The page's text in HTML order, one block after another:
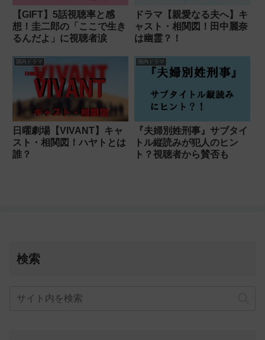
【GIFT】5話視聴率と感
想！圭二郎の「ここで生き
るんだよ」に視聴者涙
ドラマ【親愛なる夫へ】キ
ャスト・相関図！田中麗奈
は幽霊？！
国内ドラマ
日曜劇場【VIVANT】キャ
スト・相関図！ハヤトとは
誰？
国内ドラマ
『夫婦別姓刑事』サブタイ
トル縦読みが犯人のヒン
ト？視聴者から賛否も
検索